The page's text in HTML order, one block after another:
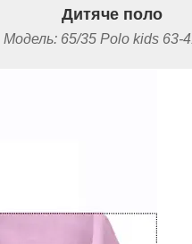
Дитяче поло
Модель: 65/35 Polo kids 63-